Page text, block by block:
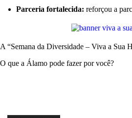
Parceria fortalecida: reforçou a
A “Semana da Diversidade – Viva a Sua
O que a Álamo pode fazer por você?